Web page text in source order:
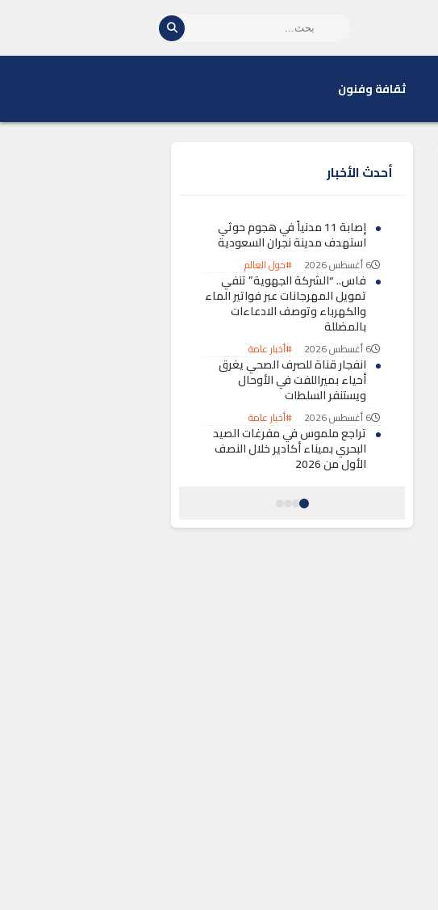
ثقافة وفنون
أحدث الأخبار
إصابة 11 مدنياً في هجوم حوثي
استهدف مدينة نجران السعودية
6 أغسطس 2026 #حول العالم
فاس.. “الشركة الجهوية” تنفي
تمويل المهرجانات عبر فواتير الماء
والكهرباء وتوصف الادعاءات
بالمضللة
6 أغسطس 2026 #أخبار عامة
انفجار قناة للصرف الصحي يغرق
أحياء بميراللفت في الأوحال
ويستنفر السلطات
6 أغسطس 2026 #أخبار عامة
تراجع ملموس في مفرغات الصيد
البحري بميناء أكادير خلال النصف
الأول من 2026
مديرية أمن نظم المعلومات تحذر
أندرويد من ثغرة أمنية